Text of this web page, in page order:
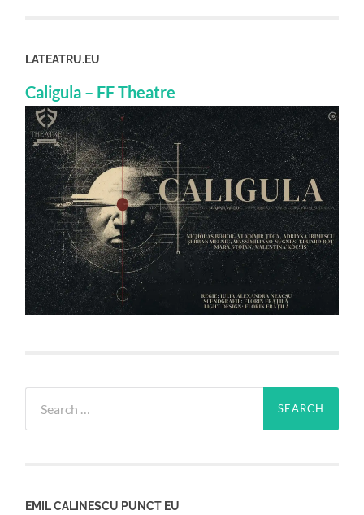
LATEATRU.EU
Caligula – FF Theatre
for:
EMIL CALINESCU PUNCT EU